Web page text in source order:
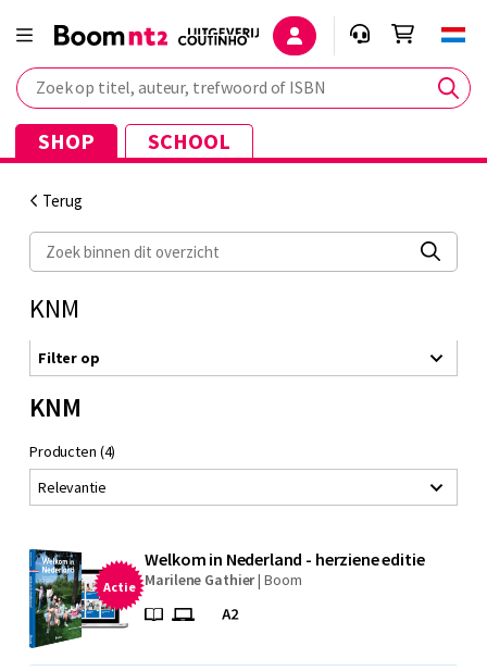
Zoek op titel, auteur, trefwoord of ISBN
SHOP SCHOOL
Terug
Zoek binnen dit overzicht
KNM
Filter op
KNM
Producten (4)
Relevantie
Actie
Welkom in Nederland - herziene editie
Marilene Gathier| Boom